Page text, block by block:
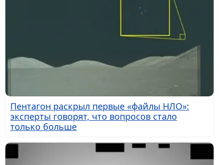
Пентагон раскрыл первые «файлы НЛО»:
эксперты говорят, что вопросов стало
только больше